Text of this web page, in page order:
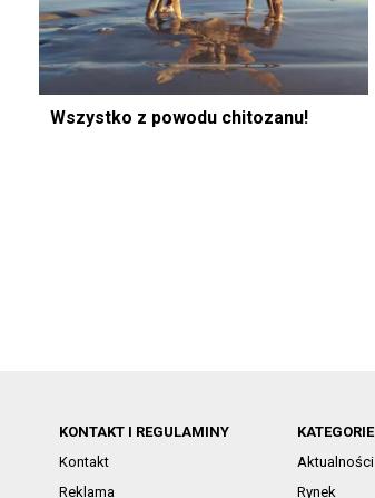
Wszystko z powodu chitozanu!
KONTAKT I REGULAMINY
Kontakt
Reklama
KATEGORIE
Aktualności
Rynek